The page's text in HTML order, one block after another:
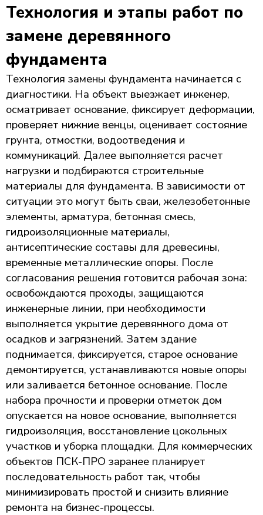
Технология и этапы работ по
замене деревянного
фундамента
Технология замены фундамента начинается с
диагностики. На объект выезжает инженер,
осматривает основание, фиксирует деформации,
проверяет нижние венцы, оценивает состояние
грунта, отмостки, водоотведения и
коммуникаций. Далее выполняется расчет
нагрузки и подбираются строительные
материалы для фундамента. В зависимости от
ситуации это могут быть сваи, железобетонные
элементы, арматура, бетонная смесь,
гидроизоляционные материалы,
антисептические составы для древесины,
временные металлические опоры. После
согласования решения готовится рабочая зона:
освобождаются проходы, защищаются
инженерные линии, при необходимости
выполняется укрытие деревянного дома от
осадков и загрязнений. Затем здание
поднимается, фиксируется, старое основание
демонтируется, устанавливаются новые опоры
или заливается бетонное основание. После
набора прочности и проверки отметок дом
опускается на новое основание, выполняется
гидроизоляция, восстановление цокольных
участков и уборка площадки. Для коммерческих
объектов ПСК-ПРО заранее планирует
последовательность работ так, чтобы
минимизировать простой и снизить влияние
ремонта на бизнес-процессы.